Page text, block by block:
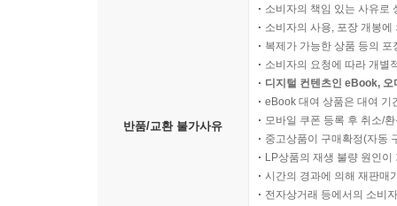
반품/교환 불가사유
소비자의 책임 있는 사유로
소비자의 사용, 포장 개봉
복제가 가능한 상품 등의
소비자의 요청에 따라 개별
디지털 컨텐츠인 eBook,
eBook 대여 상품은 대여 기
모바일 쿠폰 등록 후 취소/
중고상품이 구매확정(자동
LP상품의 재생 불량 원인
시간의 경과에 의해 재판매
전자상거래 등에서의 소비